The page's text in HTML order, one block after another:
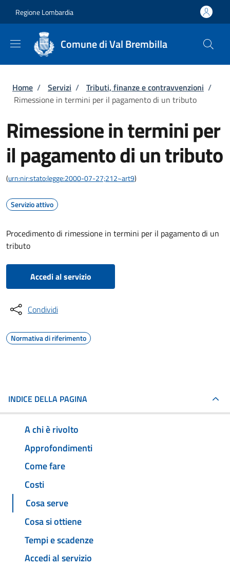
Regione Lombardia
Comune di Val Brembilla
Briciole di pane
Home / Servizi / Tributi, finanze e contravvenzioni /
Rimessione in termini per il pagamento di un tributo
Rimessione in termini per
il pagamento di un tributo
(urn:nir:stato:legge:2000-07-27;212~art9)
Servizio attivo
Procedimento di rimessione in termini per il pagamento di un
tributo
Accedi al servizio
Condividi
Normativa di riferimento
INDICE DELLA PAGINA
A chi è rivolto
Approfondimenti
Come fare
Costi
Cosa serve
Cosa si ottiene
Tempi e scadenze
Accedi al servizio